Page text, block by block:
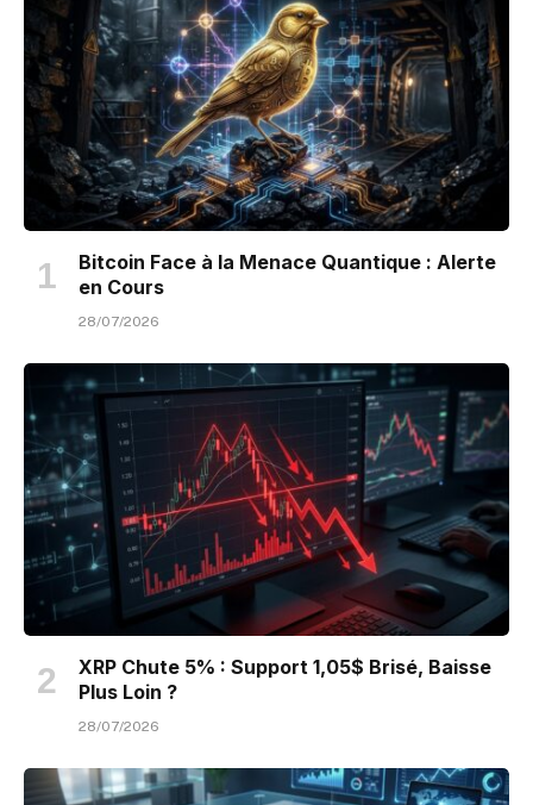
Bitcoin Face à la Menace Quantique : Alerte
en Cours
28/07/2026
XRP Chute 5% : Support 1,05$ Brisé, Baisse
Plus Loin ?
28/07/2026